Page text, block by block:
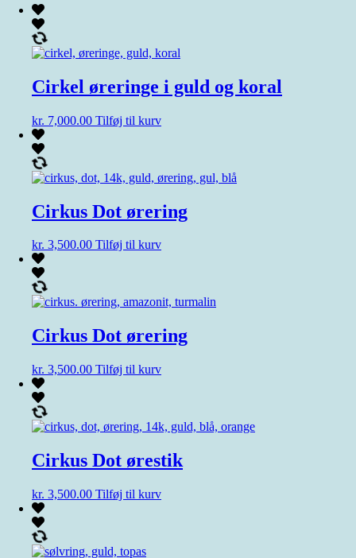
Cirkel øreringe i guld og koral
kr. 7,000.00 Tilføj til kurv
Cirkus Dot ørering
kr. 3,500.00 Tilføj til kurv
Cirkus Dot ørering
kr. 3,500.00 Tilføj til kurv
Cirkus Dot ørestik
kr. 3,500.00 Tilføj til kurv